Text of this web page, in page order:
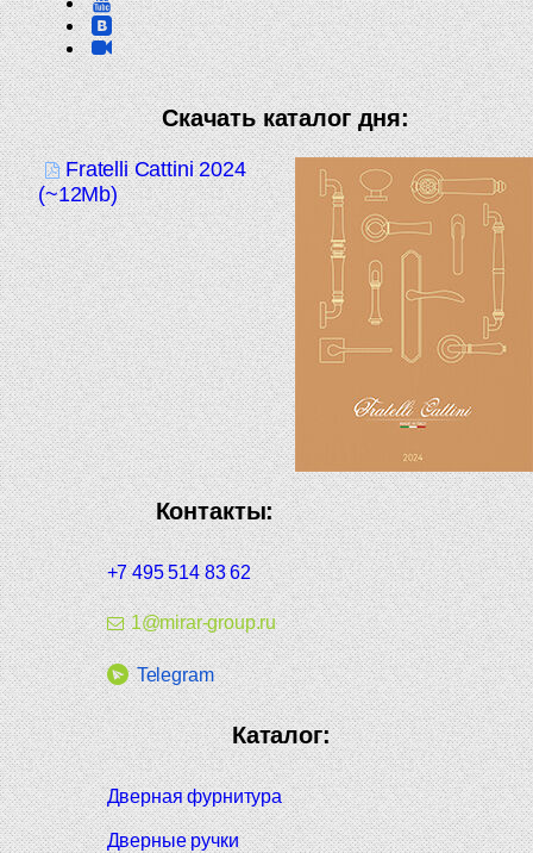
Скачать каталог дня:
Fratelli Cattini 2024
(~12Mb)
Контакты:
+7 495 514 83 62
1@mirar-group.ru
Telegram
Каталог:
Дверная фурнитура
Дверные ручки